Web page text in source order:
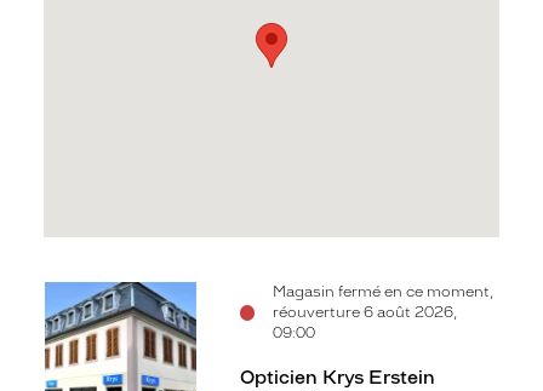
Magasin fermé en ce moment,
réouverture 6 août 2026,
09:00
la
fiche
Opticien Krys Erstein